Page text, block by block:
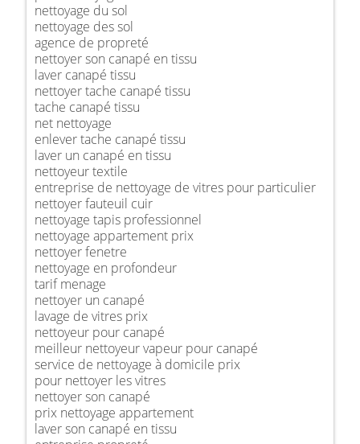
nettoyage du sol
nettoyage des sol
agence de propreté
nettoyer son canapé en tissu
laver canapé tissu
nettoyer tache canapé tissu
tache canapé tissu
net nettoyage
enlever tache canapé tissu
laver un canapé en tissu
nettoyeur textile
entreprise de nettoyage de vitres pour particulier
nettoyer fauteuil cuir
nettoyage tapis professionnel
nettoyage appartement prix
nettoyer fenetre
nettoyage en profondeur
tarif menage
nettoyer un canapé
lavage de vitres prix
nettoyeur pour canapé
meilleur nettoyeur vapeur pour canapé
service de nettoyage à domicile prix
pour nettoyer les vitres
nettoyer son canapé
prix nettoyage appartement
laver son canapé en tissu